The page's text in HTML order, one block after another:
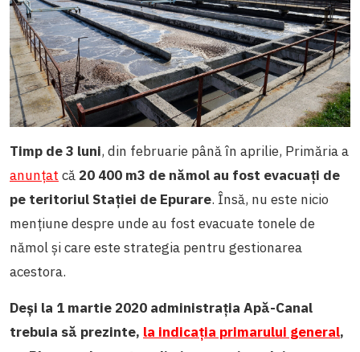
Timp de 3 luni, din februarie până în aprilie, Primăria a
anunțat că 20 400 m3 de nămol au fost evacuați de
pe teritoriul Stației de Epurare. Însă, nu este nicio
mențiune despre unde au fost evacuate tonele de
nămol și care este strategia pentru gestionarea
acestora.
Deși la 1 martie 2020 administrația Apă-Canal
trebuia să prezinte, la indicația primarului general,